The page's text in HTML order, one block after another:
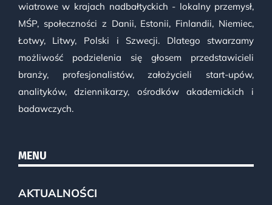
wiatrowe w krajach nadbałtyckich - lokalny przemysł,
MŚP, społeczności z Danii, Estonii, Finlandii, Niemiec,
Łotwy, Litwy, Polski i Szwecji. Dlatego stwarzamy
możliwość podzielenia się głosem przedstawicieli
branży, profesjonalistów, założycieli start-upów,
analityków, dziennikarzy, ośrodków akademickich i
badawczych.
MENU
AKTUALNOŚCI